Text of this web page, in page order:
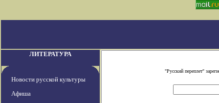
ЛИТЕРАТУРА
Новости русской культуры
Афиша
"Русский переплет"